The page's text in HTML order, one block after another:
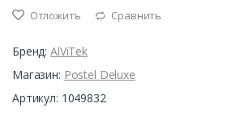
Отложить Сравнить
Бренд: AlViTek
Магазин: Postel Deluxe
Артикул: 1049832